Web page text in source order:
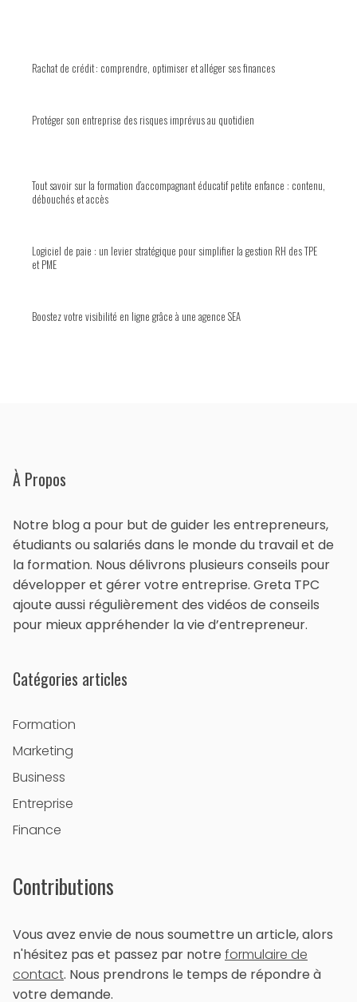
Rachat de crédit : comprendre, optimiser et alléger ses finances
Protéger son entreprise des risques imprévus au quotidien
Tout savoir sur la formation d’accompagnant éducatif petite enfance : contenu,
débouchés et accès
Logiciel de paie : un levier stratégique pour simplifier la gestion RH des TPE
et PME
Boostez votre visibilité en ligne grâce à une agence SEA
À Propos
Notre blog a pour but de guider les entrepreneurs,
étudiants ou salariés dans le monde du travail et de
la formation. Nous délivrons plusieurs conseils pour
développer et gérer votre entreprise. Greta TPC
ajoute aussi régulièrement des vidéos de conseils
pour mieux appréhender la vie d’entrepreneur.
Catégories articles
Formation
Marketing
Business
Entreprise
Finance
Contributions
Vous avez envie de nous soumettre un article, alors
n'hésitez pas et passez par notre formulaire de
contact. Nous prendrons le temps de répondre à
votre demande.